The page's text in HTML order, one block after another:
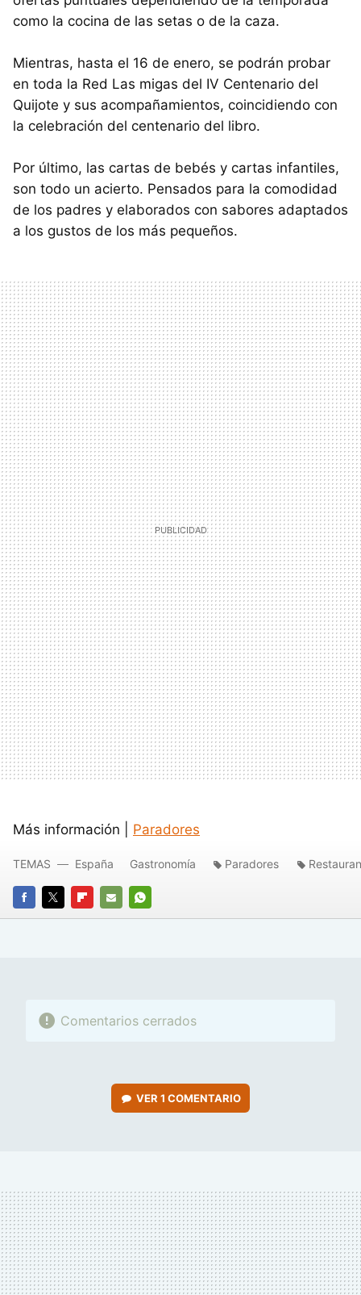
como la cocina de las setas o de la caza.
Mientras, hasta el 16 de enero, se podrán probar
en toda la Red Las migas del IV Centenario del
Quijote y sus acompañamientos, coincidiendo con
la celebración del centenario del libro.
Por último, las cartas de bebés y cartas infantiles,
son todo un acierto. Pensados para la comodidad
de los padres y elaborados con sabores adaptados
a los gustos de los más pequeños.
Más información | Paradores
FACEBOOK
TWITTERFLIPBOARD
E-
WHATSAPP
TEMAS España Gastronomía Paradores
Comentarios cerrados
VER 1 COMENTARIO